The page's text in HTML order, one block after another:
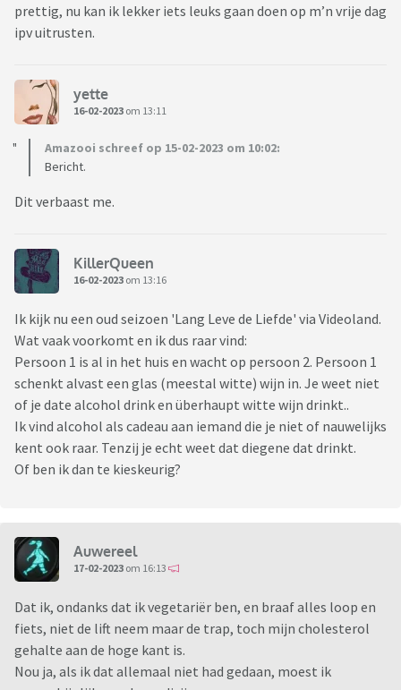
prettig, nu kan ik lekker iets leuks gaan doen op m’n vrije dag
ipv uitrusten.
yette
16-02-2023 om 13:11
Amazooi schreef op 15-02-2023 om 10:02:
Bericht.
Dit verbaast me.
KillerQueen
16-02-2023 om 13:16
Ik kijk nu een oud seizoen 'Lang Leve de Liefde' via Videoland.
Wat vaak voorkomt en ik dus raar vind:
Persoon 1 is al in het huis en wacht op persoon 2. Persoon 1
schenkt alvast een glas (meestal witte) wijn in. Je weet niet
of je date alcohol drink en überhaupt witte wijn drinkt..
Ik vind alcohol als cadeau aan iemand die je niet of nauwelijks
kent ook raar. Tenzij je echt weet dat diegene dat drinkt.
Of ben ik dan te kieskeurig?
Auwereel
17-02-2023 om 16:13
Dat ik, ondanks dat ik vegetariër ben, en braaf alles loop en
fiets, niet de lift neem maar de trap, toch mijn cholesterol
gehalte aan de hoge kant is.
Nou ja, als ik dat allemaal niet had gedaan, moest ik